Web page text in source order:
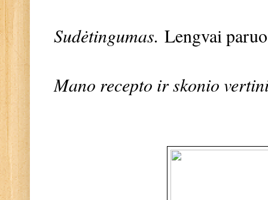
Sudėtingumas. Lengvai
Mano recepto ir skonio